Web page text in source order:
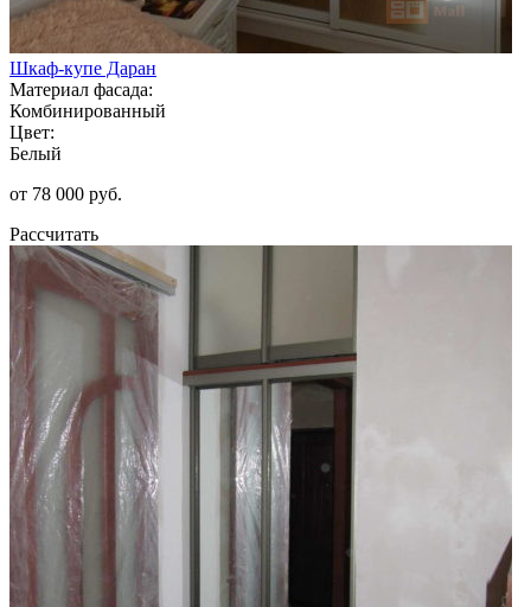
Шкаф-купе Даран
Материал фасада:
Комбинированный
Цвет:
Белый
от 78 000 руб.
Рассчитать